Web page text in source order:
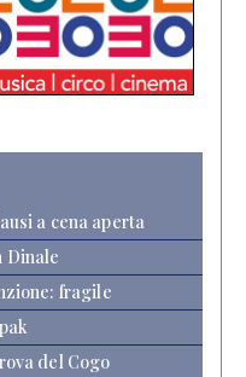
a cena aperta
Dinale
fragile
del Cogo